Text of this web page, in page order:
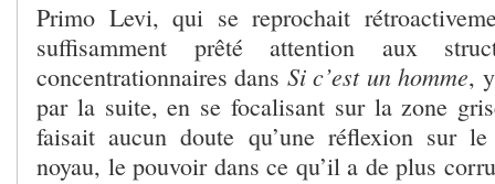
Primo Levi, qui se reprochait
suffisamment prêté attention aux
concentrationnaires dans Si c’est un homme,
par la suite, en se focalisant sur la zone
faisait aucun doute qu’une réflexion sur
noyau, le pouvoir dans ce qu’il a de plus